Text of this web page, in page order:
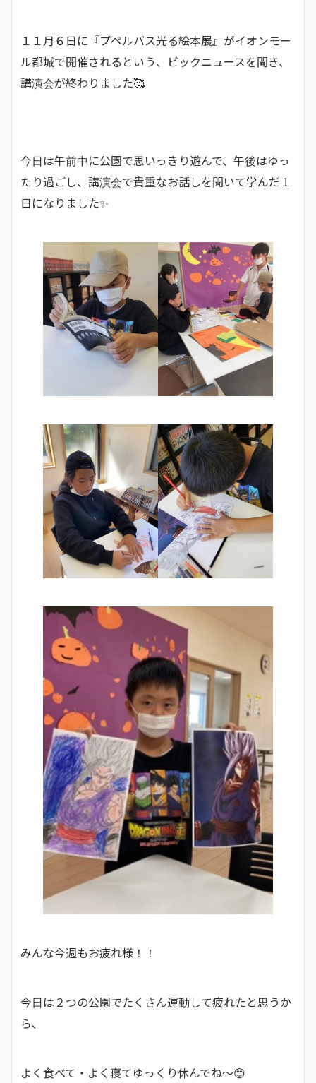
１１月６日に『プペルバス光る絵本展』がイオンモー
ル都城で開催されるという、ビックニュースを聞き、
講演会が終わりました🥰
今日は午前中に公園で思いっきり遊んで、午後はゆっ
たり過ごし、講演会で貴重なお話しを聞いて学んだ１
日になりました✨
みんな今週もお疲れ様！！
今日は２つの公園でたくさん運動して疲れたと思うか
ら、
よく食べて・よく寝てゆっくり休んでね～😍